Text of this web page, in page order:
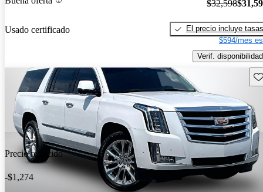
Usado certificado
$32,598
El precio incluye tasas
$594/mes
Verif. disponibilidad
Precio reducido
-$1,274